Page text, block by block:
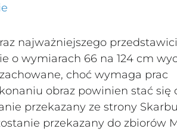
najważniejszego
o wymiarach 66 na 124 cm
choć wymaga prac
obraz powinien stać się
przekazany ze strony
przekazany do zbiorów